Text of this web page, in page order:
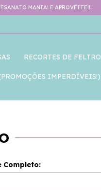
MANIA! E APROVEITE!!!
RECORTES DE FELTRO
IMPERDÍVEIS!)
Completo: